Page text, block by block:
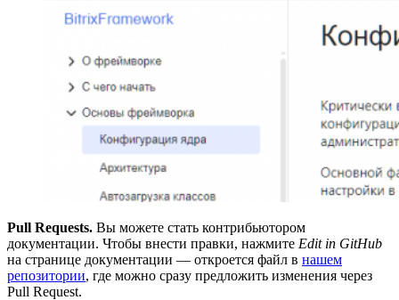
Pull Requests. Вы можете стать контрибьютором
документации. Чтобы внести правки, нажмите Edit in GitHub
на странице документации — откроется файл в нашем
репозитории, где можно сразу предложить изменения через
Pull Request.